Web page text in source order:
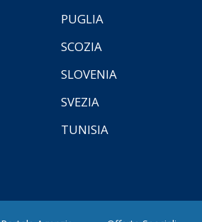
PUGLIA
SCOZIA
SLOVENIA
SVEZIA
TUNISIA